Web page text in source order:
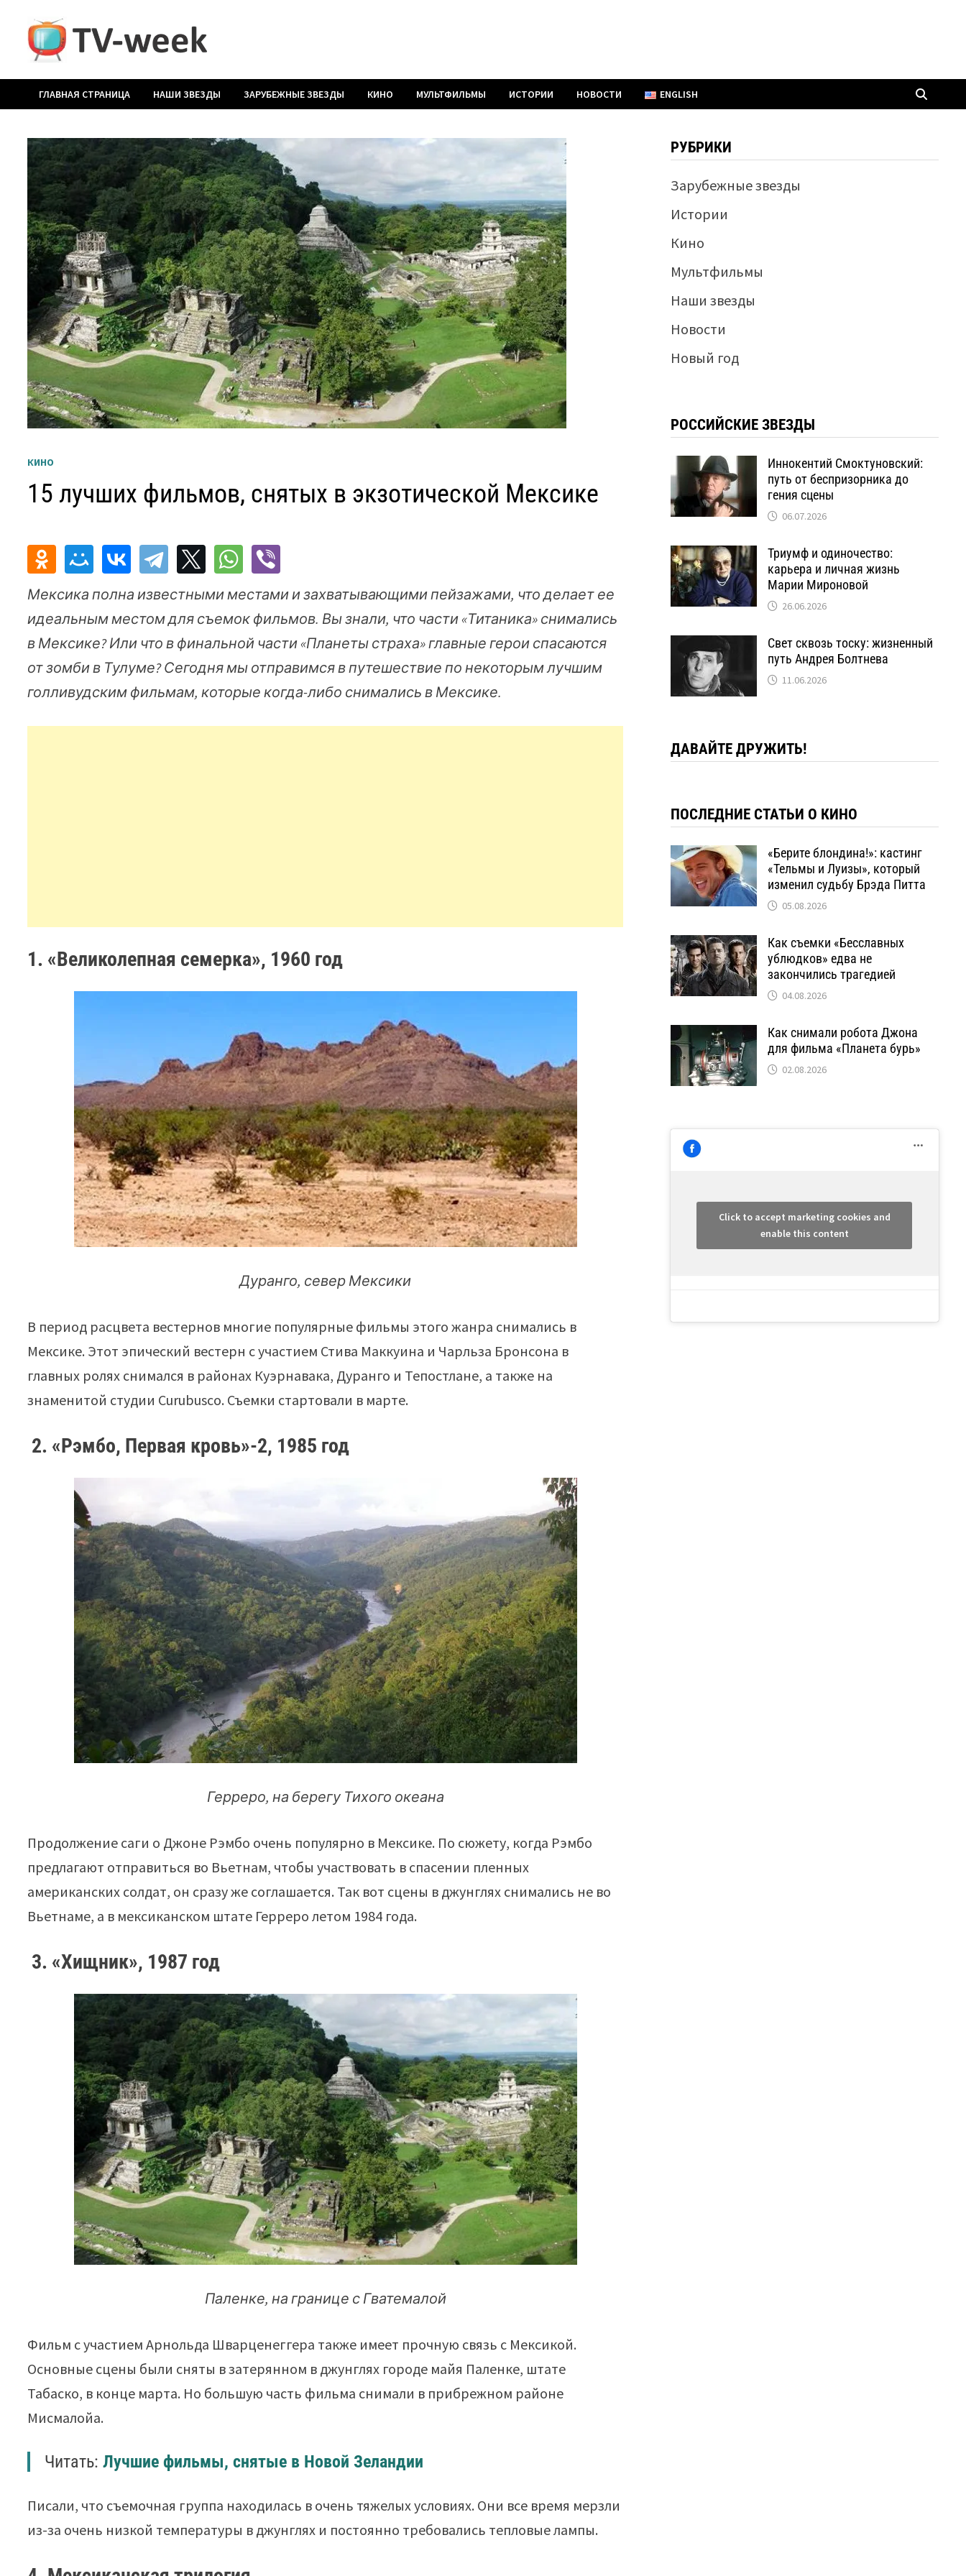
содержимому
ГЛАВНАЯ СТРАНИЦА НАШИ ЗВЕЗДЫ ЗАРУБЕЖНЫЕ ЗВЕЗДЫ КИНО МУЛЬТФИЛЬМЫ ИСТОРИИ НОВОСТИ ENGLISH
КИНО
15 лучших фильмов, снятых в экзотической Мексике
Мексика полна известными местами и захватывающими пейзажами, что делает ее
идеальным местом для съемок фильмов. Вы знали, что части «Титаника» снимались
в Мексике? Или что в финальной части «Планеты страха» главные герои спасаются
от зомби в Тулуме? Сегодня мы отправимся в путешествие по некоторым лучшим
голливудским фильмам, которые когда-либо снимались в Мексике.
1. «Великолепная семерка», 1960 год
Дуранго, север Мексики
В период расцвета вестернов многие популярные фильмы этого жанра снимались в
Мексике. Этот эпический вестерн с участием Стива Маккуина и Чарльза Бронсона в
главных ролях снимался в районах Куэрнавака, Дуранго и Тепостлане, а также на
знаменитой студии Curubusco. Съемки стартовали в марте.
2. «Рэмбо, Первая кровь»-2, 1985 год
Герреро, на берегу Тихого океана
Продолжение саги о Джоне Рэмбо очень популярно в Мексике. По сюжету, когда Рэмбо
предлагают отправиться во Вьетнам, чтобы участвовать в спасении пленных
американских солдат, он сразу же соглашается. Так вот сцены в джунглях снимались не во
Вьетнаме, а в мексиканском штате Герреро летом 1984 года.
3. «Хищник», 1987 год
Паленке, на границе с Гватемалой
Фильм с участием Арнольда Шварценеггера также имеет прочную связь с Мексикой.
Основные сцены были сняты в затерянном в джунглях городе майя Паленке, штате
Табаско, в конце марта. Но большую часть фильма снимали в прибрежном районе
Мисмалойа.
Читать:Лучшие фильмы, снятые в Новой Зеландии
Писали, что съемочная группа находилась в очень тяжелых условиях. Они все время мерзли
из-за очень низкой температуры в джунглях и постоянно требовались тепловые лампы.
РУБРИКИ
Зарубежные звезды
Истории
Кино
Мультфильмы
Наши звезды
Новости
Новый год
РОССИЙСКИЕ ЗВЕЗДЫ
Иннокентий Смоктуновский:
путь от беспризорника до
гения сцены
06.07.2026
Триумф и одиночество:
карьера и личная жизнь
Марии Мироновой
26.06.2026
Свет сквозь тоску: жизненный
путь Андрея Болтнева
11.06.2026
ДАВАЙТЕ ДРУЖИТЬ!
ПОСЛЕДНИЕ СТАТЬИ О КИНО
«Берите блондина!»: кастинг
«Тельмы и Луизы», который
изменил судьбу Брэда Питта
05.08.2026
Как съемки «Бесславных
ублюдков» едва не
закончились трагедией
04.08.2026
Как снимали робота Джона
для фильма «Планета бурь»
02.08.2026
Click to accept marketing cookies and
enable this content